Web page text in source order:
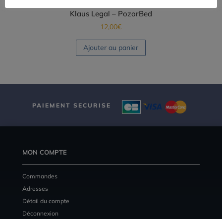
Klaus Legal – PozorBed
12,00€
Ajouter au panier
PAIEMENT SECURISE
MON COMPTE
Commandes
Adresses
Détail du compte
Déconnexion